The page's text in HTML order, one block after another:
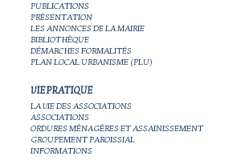
PUBLICATIONS
PRÉSENTATION
LES ANNONCES DE LA MAIRIE
BIBLIOTHÈQUE
DÉMARCHES FORMALITÉS
PLAN LOCAL URBANISME (PLU)
VIE PRATIQUE
LA VIE DES ASSOCIATIONS
ASSOCIATIONS
ORDURES MÉNAGÈRES ET ASSAINISSEMENT
GROUPEMENT PAROISSIAL
INFORMATIONS